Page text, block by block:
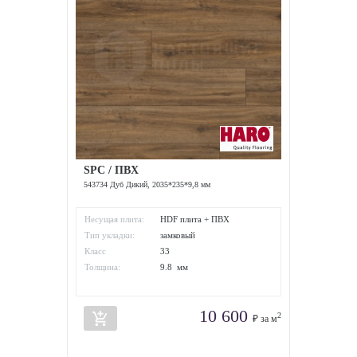
SPC / ПВХ
543734 Дуб Дикий, 2035*235*9,8 мм
Несущая плита:
HDF плита + ПВХ
Тип укладки:
замковый
Класс
износостойкости:
33
Толщина:
9.8 мм
add_shopping_cart 10 600 ₽ за м2